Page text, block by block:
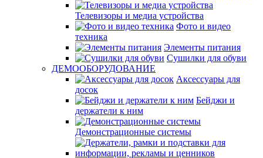
Телевизоры и медиа устройства
Фото и видео
техника
Элементы питания
Сушилки для обуви
ДЕМООБОРУДОВАНИЕ
Аксессуары для
досок
Бейджи и
держатели к ним
Демонстрационные системы